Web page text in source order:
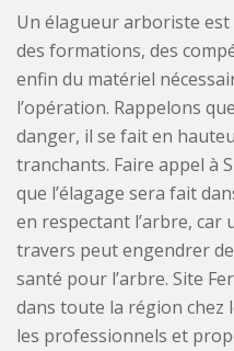
Un élagueur arboriste
des formations, des
enfin du matériel
l’opération. Rappelons
danger, il se fait en
tranchants. Faire appel à
que l’élagage sera fait
en respectant l’arbre,
travers peut engendrer
santé pour l’arbre. Site
dans toute la région chez
les professionnels et